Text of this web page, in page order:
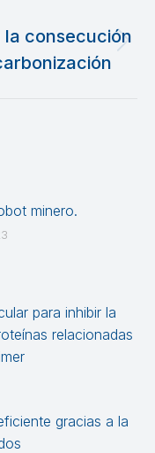
consecución
minero.
para inhibir la
relacionadas
gracias a la